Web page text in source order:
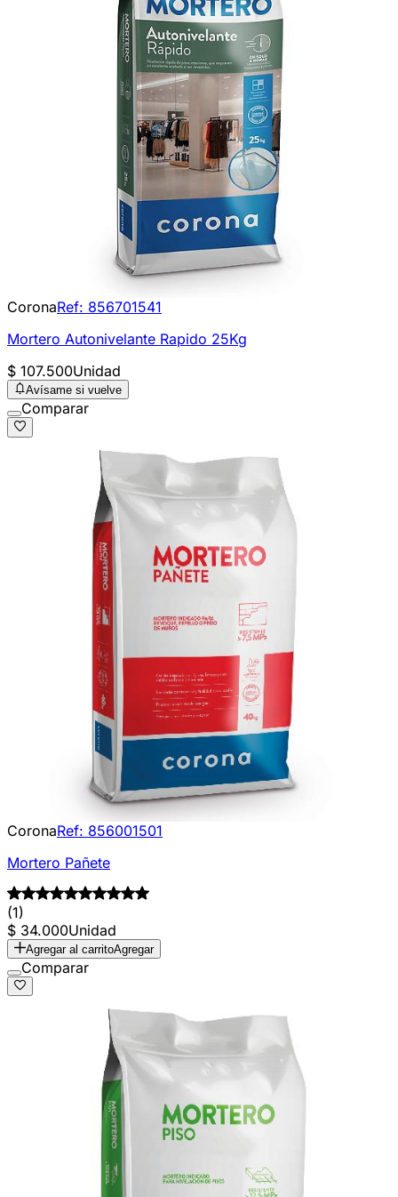
CoronaRef: 856701541
Mortero Autonivelante Rapido 25Kg
$ 107.500Unidad
Avísame si vuelve
Comparar
CoronaRef: 856001501
Mortero Pañete
(1)
$ 34.000Unidad
Agregar al carritoAgregar
Comparar